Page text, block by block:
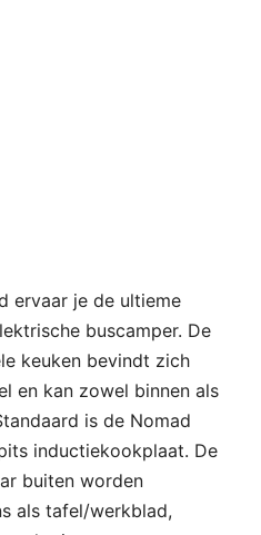
ervaar je de ultieme
buscamper. De
keuken bevindt zich
en kan zowel binnen als
is de Nomad
inductiekookplaat. De
buiten worden
als tafel/werkblad,